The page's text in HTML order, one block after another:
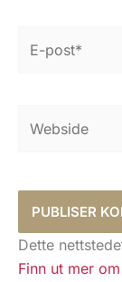
post*
Dette
Finn ut mer